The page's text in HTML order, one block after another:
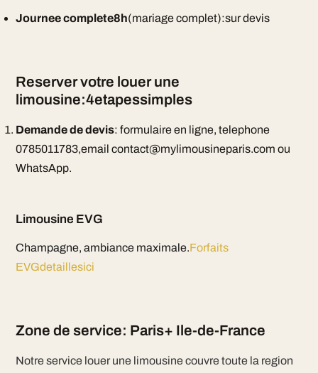
Journee complete8h(mariage complet):sur devis
Reserver votre louer une
limousine:4etapessimples
Demande de devis: formulaire en ligne, telephone
0785011783,email contact@mylimousineparis.com ou
WhatsApp.
Limousine EVG
Champagne, ambiance maximale.Forfaits
EVGdetaillesici
Zone de service: Paris+ Ile-de-France
Notre service louer une limousine couvre toute la region